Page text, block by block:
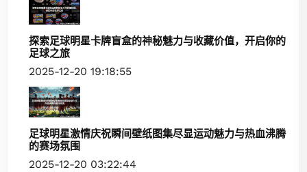
探索足球明星卡牌盲盒的神秘魅力与收藏价值，开启你的
足球之旅
2025-12-20 19:18:55
足球明星激情庆祝瞬间壁纸图集尽显运动魅力与热血沸腾
的赛场氛围
2025-12-20 03:22:44